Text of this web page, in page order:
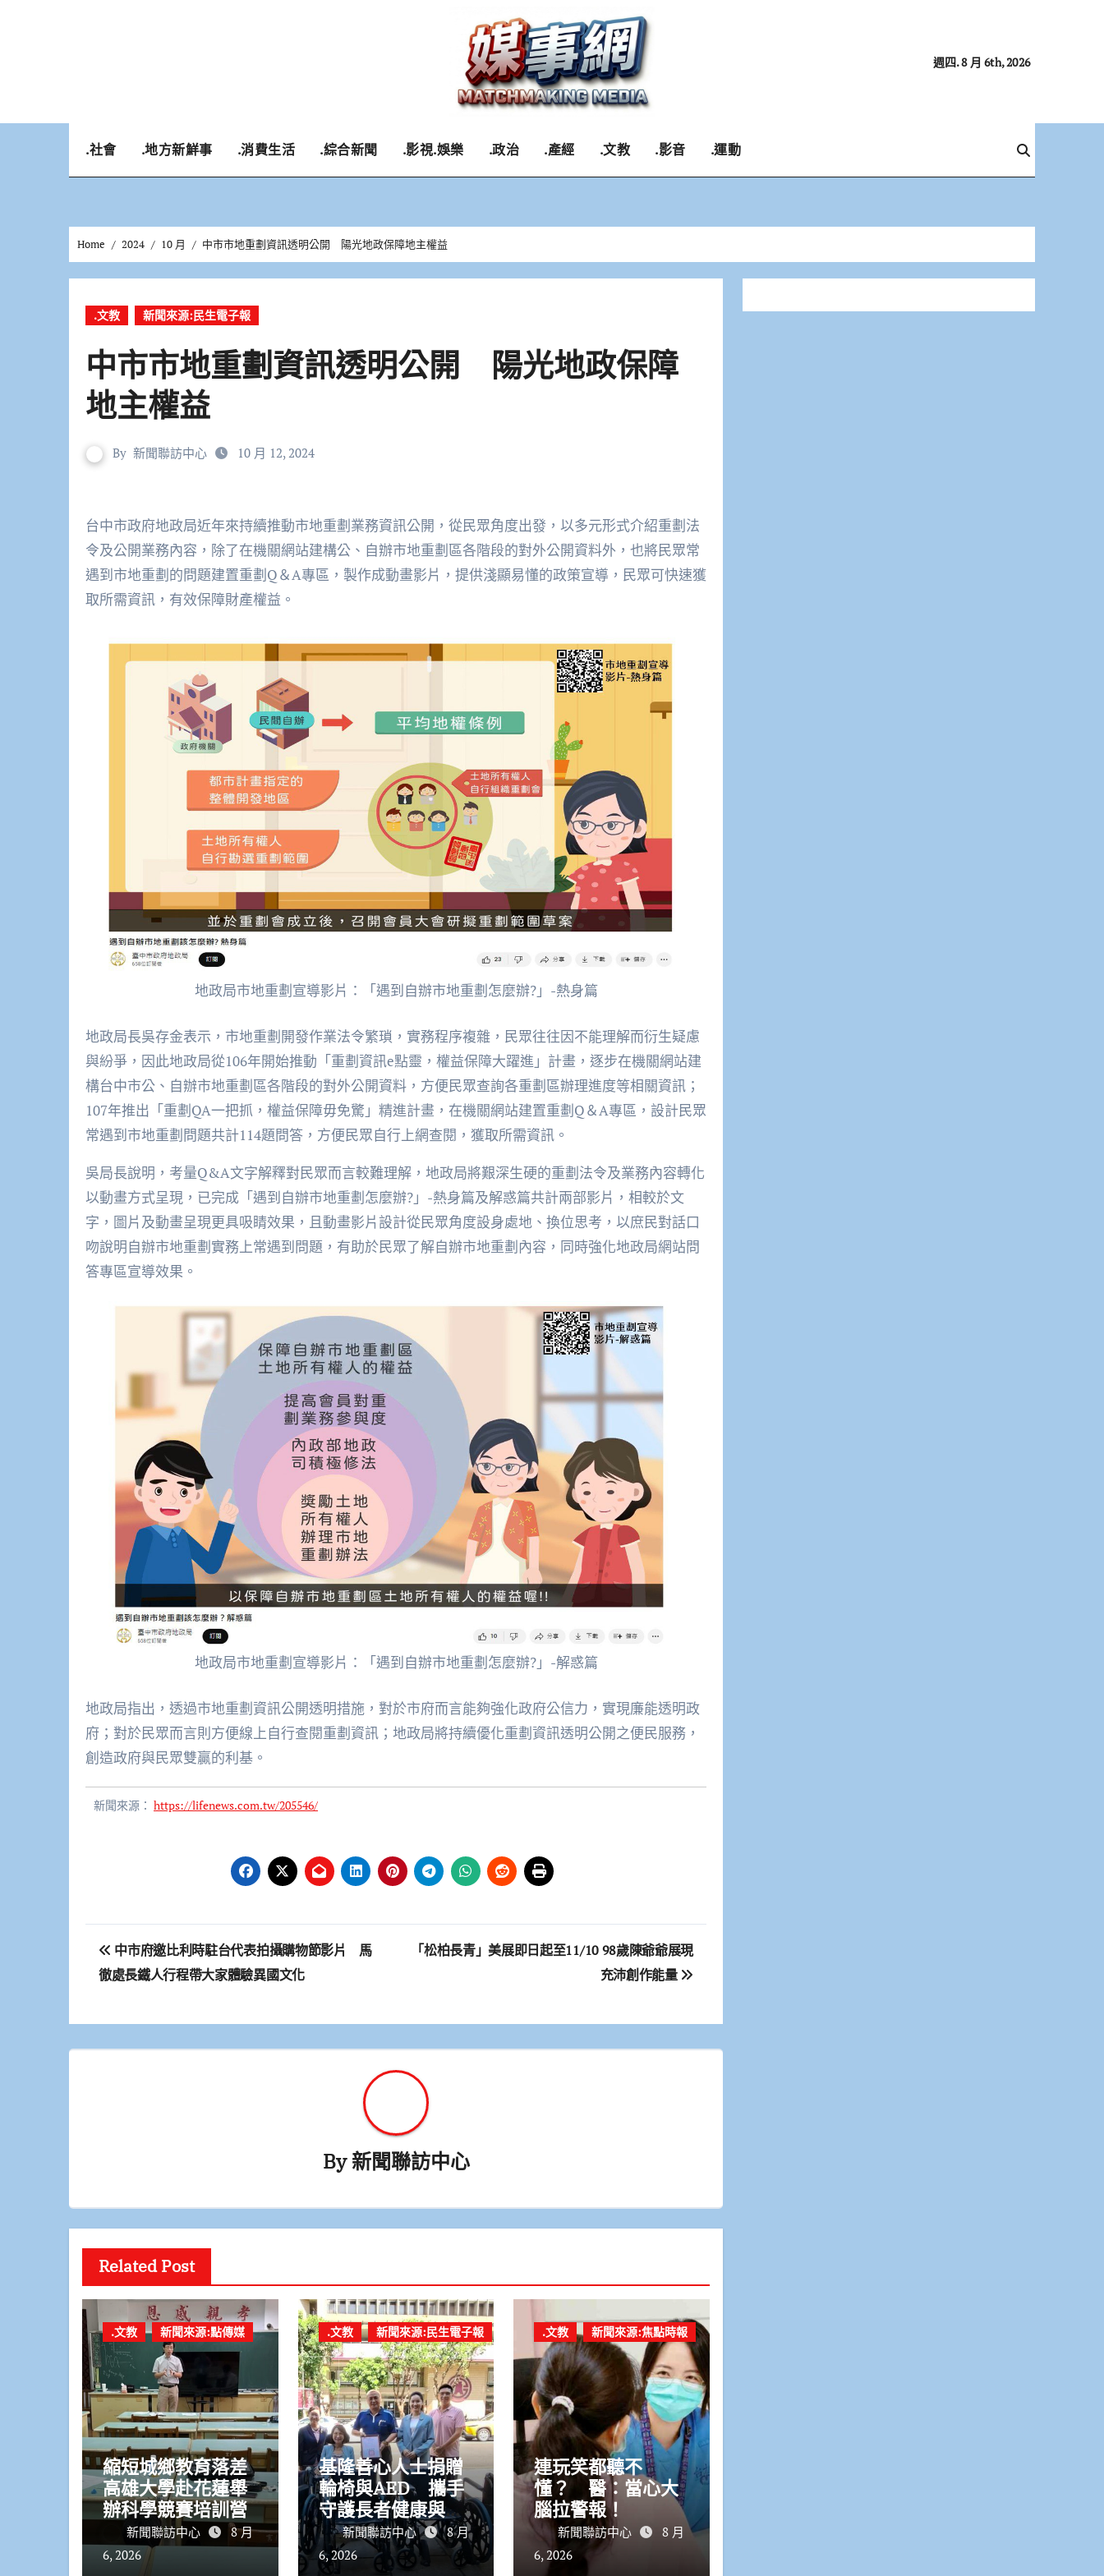
週四. 8 月 6th, 2026
.社會 .地方新鮮事 .消費生活 .綜合新聞 .影視.娛樂 .政治 .產經 .文教 .影音 .運動
Home 2024 10 月 中市市地重劃資訊透明公開 陽光地政保障地主權益
.文教 新聞來源:民生電子報
中市市地重劃資訊透明公開 陽光地政保障
地主權益
By 新聞聯訪中心 10 月 12, 2024
台中市政府地政局近年來持續推動市地重劃業務資訊公開，從民眾角度出發，以多元形式介紹重劃法
令及公開業務內容，除了在機關網站建構公、自辦市地重劃區各階段的對外公開資料外，也將民眾常
遇到市地重劃的問題建置重劃Q＆A專區，製作成動畫影片，提供淺顯易懂的政策宣導，民眾可快速獲
取所需資訊，有效保障財產權益。
地政局市地重劃宣導影片：「遇到自辦市地重劃怎麼辦?」-熱身篇
地政局長吳存金表示，市地重劃開發作業法令繁瑣，實務程序複雜，民眾往往因不能理解而衍生疑慮
與紛爭，因此地政局從106年開始推動「重劃資訊e點靈，權益保障大躍進」計畫，逐步在機關網站建
構台中市公、自辦市地重劃區各階段的對外公開資料，方便民眾查詢各重劃區辦理進度等相關資訊；
107年推出「重劃QA一把抓，權益保障毋免驚」精進計畫，在機關網站建置重劃Q＆A專區，設計民眾
常遇到市地重劃問題共計114題問答，方便民眾自行上網查閱，獲取所需資訊。
吳局長說明，考量Q&A文字解釋對民眾而言較難理解，地政局將艱深生硬的重劃法令及業務內容轉化
以動畫方式呈現，已完成「遇到自辦市地重劃怎麼辦?」-熱身篇及解惑篇共計兩部影片，相較於文
字，圖片及動畫呈現更具吸睛效果，且動畫影片設計從民眾角度設身處地、換位思考，以庶民對話口
吻說明自辦市地重劃實務上常遇到問題，有助於民眾了解自辦市地重劃內容，同時強化地政局網站問
答專區宣導效果。
地政局市地重劃宣導影片：「遇到自辦市地重劃怎麼辦?」-解惑篇
地政局指出，透過市地重劃資訊公開透明措施，對於市府而言能夠強化政府公信力，實現廉能透明政
府；對於民眾而言則方便線上自行查閱重劃資訊；地政局將持續優化重劃資訊透明公開之便民服務，
創造政府與民眾雙贏的利基。
新聞來源： https://lifenews.com.tw/205546/
文
章
覽
中市府邀比利時駐台代表拍攝購物節影片 馬
徹處長鐵人行程帶大家體驗異國文化
「松柏長青」美展即日起至11/10 98歲陳爺爺展現
充沛創作能量
By新聞聯訪中心
Related Post
.文教 新聞來源:點傳媒
縮短城鄉教育落差
高雄大學赴花蓮舉
辦科學競賽培訓營
新聞聯訪中心
8 月
6, 2026
.文教 新聞來源:民生電子報
基隆善心人士捐贈
輪椅與AED 攜手
守護長者健康與生
命安全
新聞聯訪中心
8 月
6, 2026
.文教 新聞來源:焦點時報
連玩笑都聽不
懂？ 醫：當心大
腦拉警報！
新聞聯訪中心
8 月
6, 2026